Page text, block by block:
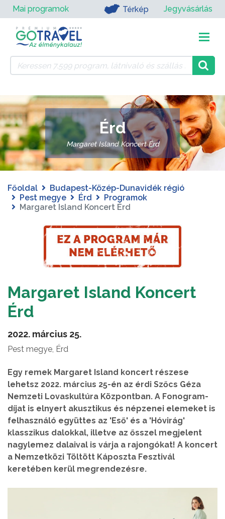
Mai programok Térkép Jegyvásárlás
Érd
Margaret Island Koncert Érd
Főoldal
Budapest-Közép-Dunavidék régió
Pest megye
Érd
Programok
Margaret Island Koncert Érd
Margaret Island Koncert
Érd
2022. március 25.
Pest megye, Érd
Egy remek Margaret Island koncert részese
lehetsz 2022. március 25-én az érdi Szőcs Géza
Nemzeti Lovaskultúra Központban. A Fonogram-
díjat is elnyert akusztikus és népzenei elemeket is
felhasználó együttes az 'Eső' és a 'Hóvirág'
klasszikus dalokkal, illetve az ősszel megjelent
nagylemez dalaival is várja a rajongókat! A koncert
a Nemzetközi Töltött Káposzta Fesztivál
keretében kerül megrendezésre.